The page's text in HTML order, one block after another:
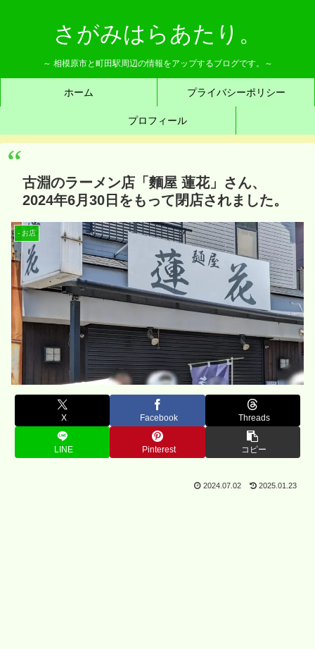
さがみはらあたり。
～ 相模原市と町田駅周辺の情報をアップするブログです。～
ホーム プライバシーポリシー
プロフィール
古淵のラーメン店「麵屋 蓮花」さん、
2024年6月30日をもって閉店されました。
- お店
X Facebook Threads
LINE Pinterest コピー
2024.07.02 2025.01.23